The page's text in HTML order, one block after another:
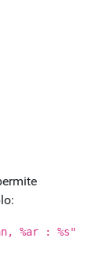
%ar : %s"